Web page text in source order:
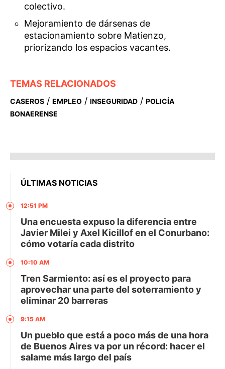
colectivo.
Mejoramiento de dársenas de
estacionamiento sobre Matienzo,
priorizando los espacios vacantes.
TEMAS RELACIONADOS
CASEROS / EMPLEO / INSEGURIDAD / POLICÍA
BONAERENSE
ÚLTIMAS NOTICIAS
12:51 PM
Una encuesta expuso la diferencia entre
Javier Milei y Axel Kicillof en el Conurbano:
cómo votaría cada distrito
10:10 AM
Tren Sarmiento: así es el proyecto para
aprovechar una parte del soterramiento y
eliminar 20 barreras
9:15 AM
Un pueblo que está a poco más de una hora
de Buenos Aires va por un récord: hacer el
salame más largo del país